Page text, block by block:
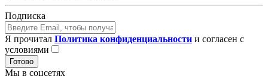
Подписка
Я прочитал Политика конфиденциальности и согласен с
условиями
Готово
Мы в соцсетях